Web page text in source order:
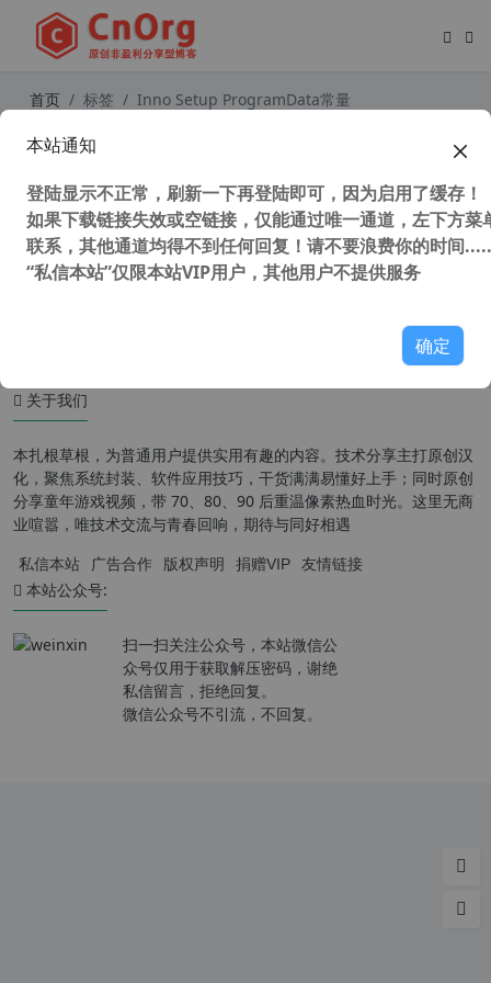
首页 标签 Inno Setup ProgramData常量
关于我们
本扎根草根，为普通用户提供实用有趣的内容。技术分享主打原创汉
化，聚焦系统封装、软件应用技巧，干货满满易懂好上手；同时原创
分享童年游戏视频，带 70、80、90 后重温像素热血时光。这里无商
业喧嚣，唯技术交流与青春回响，期待与同好相遇
私信本站 广告合作 版权声明 捐赠VIP 友情链接
本站公众号:
扫一扫关注公众号，本站微信公
众号仅用于获取解压密码，谢绝
私信留言，拒绝回复。
微信公众号不引流，不回复。
本站通知
登陆显示不正常，刷新一下再登陆即可，因为启用了缓存！
如果下载链接失效或空链接，仅能通过唯一通道，左下方菜
联系，其他通道均得不到任何回复！请不要浪费你的时间
“私信本站”仅限本站VIP用户，其他用户不提供服务
确定